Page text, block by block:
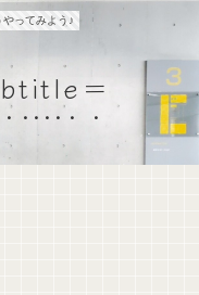
ってみよう♪
＝